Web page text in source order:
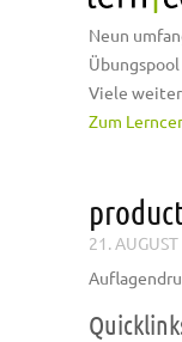
Neun
Viele
Zum
21.